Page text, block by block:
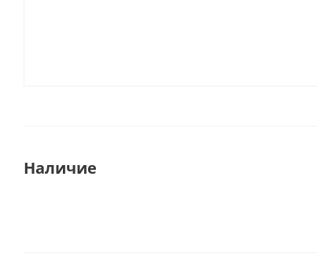
Наличие